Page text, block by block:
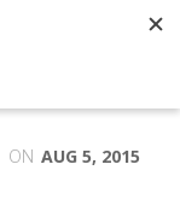
ON AUG 5, 2015